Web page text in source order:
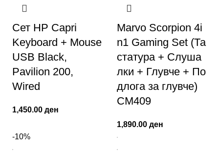
Сет HP Capri
Keyboard + Mouse
USB Black,
Pavilion 200,
Wired
1,450.00 ден
Marvo Scorpion 4i
n1 Gaming Set (Та
статура + Слуша
лки + Глувче + По
длога за глувче)
CM409
1,890.00 ден
-10%